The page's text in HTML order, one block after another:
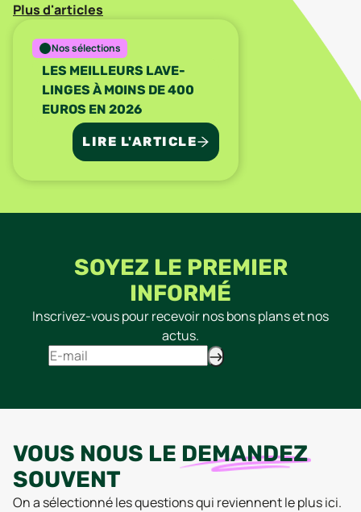
Plus d'articles
Nos sélections
LES MEILLEURS LAVE-
LINGES À MOINS DE 400
EUROS EN 2026
LIRE L'ARTICLE
SOYEZ LE PREMIER
INFORMÉ
Inscrivez-vous pour recevoir nos bons plans et nos
actus.
VOUS NOUS LE DEMANDEZ
SOUVENT
On a sélectionné les questions qui reviennent le plus ici.